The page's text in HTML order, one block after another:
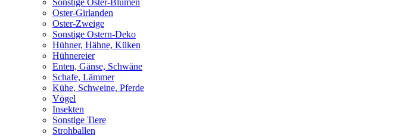
Oster-Girlanden
Oster-Zweige
Sonstige Ostern-Deko
Hühner, Hähne, Küken
Hühnereier
Enten, Gänse, Schwäne
Schafe, Lämmer
Kühe, Schweine, Pferde
Vögel
Insekten
Sonstige Tiere
Strohballen